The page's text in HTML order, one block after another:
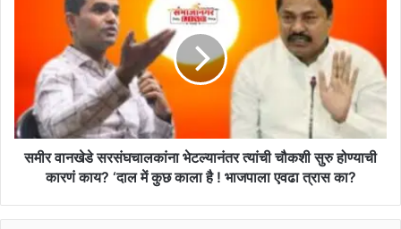
सरसंघचालकांना
चौकशी
होण्याची
कारणं
काय?
समीर वानखेडे सरसंघचालकांना भेटल्यानंतर त्यांची चौकशी सुरु होण्याची
कारणं काय? ‘दाल में कुछ काला है ! भाजपाला एवढा त्रास का?